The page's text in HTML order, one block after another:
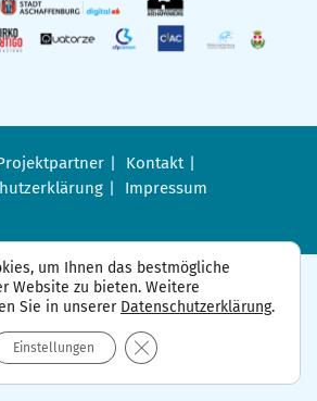
Kontakt
Impressum
um Ihnen das bestmögliche
Website zu bieten. Weitere
Sie in unserer Datenschutzerklärung.
Einstellungen GDPR Cookie-Banner